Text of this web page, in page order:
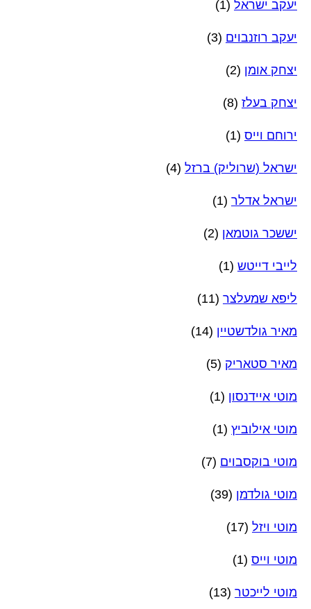
יעקב ישראל (1)
יעקב רוזנבוים (3)
יצחק אומן (2)
יצחק בעלז (8)
ירוחם וייס (1)
ישראל (שרוליק) ברזל (4)
ישראל אדלר (1)
יששכר גוטמאן (2)
לייבי דייטש (1)
ליפא שמעלצר (11)
מאיר גולדשטיין (14)
מאיר סטאריק (5)
מוטי איידנסון (1)
מוטי אילוביץ (1)
מוטי בוקסבוים (7)
מוטי גולדמן (39)
מוטי ויזל (17)
מוטי וייס (1)
מוטי לייכטר (13)